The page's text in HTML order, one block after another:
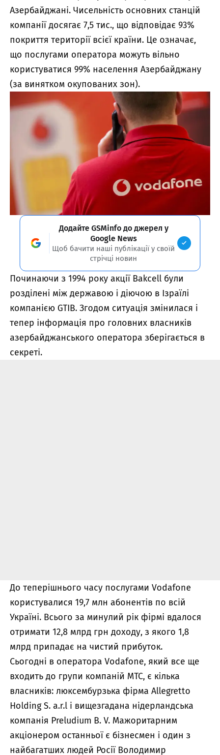
Азербайджані. Чисельність основних станцій
компанії досягає 7,5 тис., що відповідає 93%
покриття території всієї країни. Це означає,
що послугами оператора можуть вільно
користуватися 99% населення Азербайджану
(за винятком окупованих зон).
Додайте GSMinfo до джерел у
Google News
Щоб бачити наші публікації у своїй
стрічці новин
Починаючи з 1994 року акції Bakcell були
розділені між державою і діючою в Ізраїлі
компанією GTIB. Згодом ситуація змінилася і
тепер інформація про головних власників
азербайджанського оператора зберігається в
секреті.
До теперішнього часу послугами Vodafone
користувалися 19,7 млн абонентів по всій
Україні. Всього за минулий рік фірмі вдалося
отримати 12,8 млрд грн доходу, з якого 1,8
млрд припадає на чистий прибуток.
Сьогодні в оператора Vodafone, який все ще
входить до групи компаній МТС, є кілька
власників: люксембурзька фірма Allegretto
Holding S. a.r.l і вищезгадана нідерландська
компанія Preludium B. V. Мажоритарним
акціонером останньої є бізнесмен і один з
найбагатших людей Росії Володимир